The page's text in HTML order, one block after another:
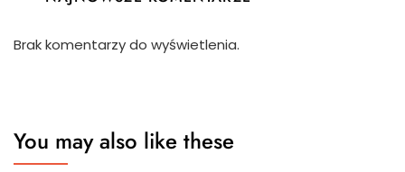
Brak komentarzy do wyświetlenia.
You may also like these